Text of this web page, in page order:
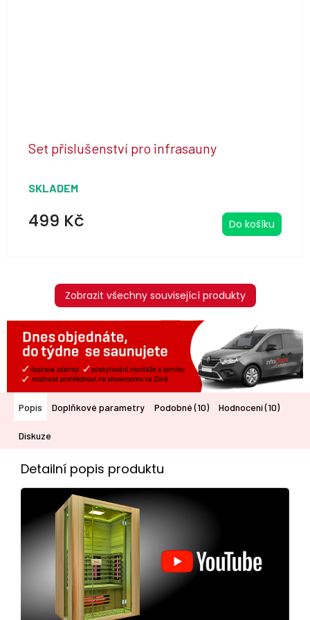
Set příslušenství pro infrasauny
SKLADEM
499 Kč Do košíku
Zobrazit všechny související produkty
Popis Doplňkové parametry Podobné (10) Hodnocení (10)
Diskuze
Detailní popis produktu